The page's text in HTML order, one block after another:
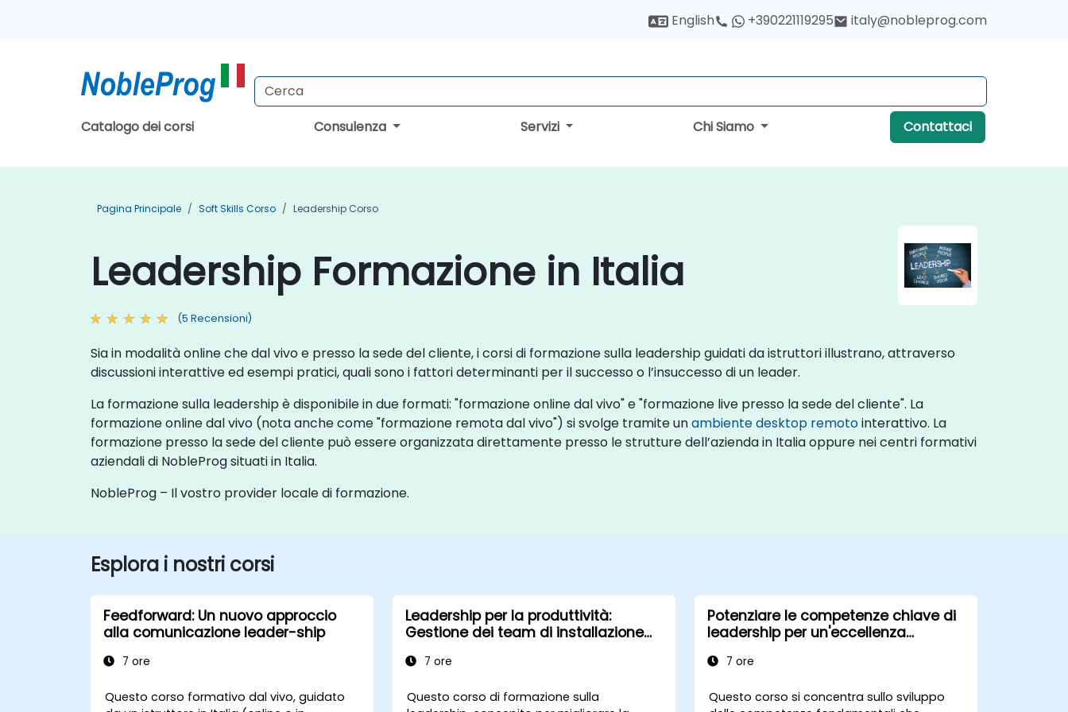
English +390221119295 italy@nobleprog.com
Catalogo dei corsi Consulenza Servizi Chi Siamo Contattaci
Pagina Principale Soft Skills Corso Leadership Corso
Leadership Formazione in Italia
(5 Recensioni)
Sia in modalità online che dal vivo e presso la sede del cliente, i corsi di formazione sulla leadership guidati da istruttori illustrano, attraverso
discussioni interattive ed esempi pratici, quali sono i fattori determinanti per il successo o l’insuccesso di un leader.
La formazione sulla leadership è disponibile in due formati: "formazione online dal vivo" e "formazione live presso la sede del cliente". La
formazione online dal vivo (nota anche come "formazione remota dal vivo") si svolge tramite unambiente desktop remotointerattivo. La
formazione presso la sede del cliente può essere organizzata direttamente presso le strutture dell’azienda in Italia oppure nei centri formativi
aziendali di NobleProg situati in Italia.
NobleProg – Il vostro provider locale di formazione.
Esplora i nostri corsi
Feedforward: Un nuovo approccio
alla comunicazione leader-ship
7 ore
Questo corso formativo dal vivo, guidato
Leadership per la produttività:
Gestione dei team di installazione
7 ore
Questo corso di formazione sulla
Potenziare le competenze chiave di
leadership per un'eccellenza
7 ore
Questo corso si concentra sullo sviluppo